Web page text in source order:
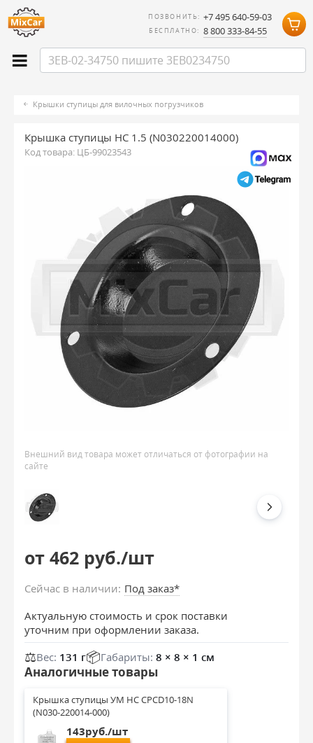
ПОЗВОНИТЬ: +7 495 640-59-03
БЕСПЛАТНО: 8 800 333-84-55
Крышки ступицы для вилочных погрузчиков
Крышка ступицы HC 1.5 (N030220014000)
Код товара: ЦБ-99023543
Внешний вид товара может отличаться от фотографии на
сайте
от 462 руб./шт
Сейчас в наличии: Под заказ*
Актуальную стоимость и срок поставки
уточним при оформлении заказа.
⚖️Вес: 131 г📦Габариты: 8 × 8 × 1 см
Аналогичные товары
Крышка ступицы УМ HC CPCD10-18N
(N030-220014-000)
143руб./шт